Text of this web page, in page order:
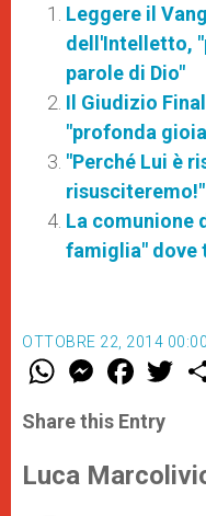
Leggere il
dell'Intelletto,
parole di Dio"
Il Giudizio
"profonda
"Perché Lui è
risusciteremo!"
La comunione
famiglia" dove
OTTOBRE 22, 2014 00:00
W
t
s
p
p
M
e
s
e
g
e
F
a
e
b
o
k
w
r
Share this Entry
Luca